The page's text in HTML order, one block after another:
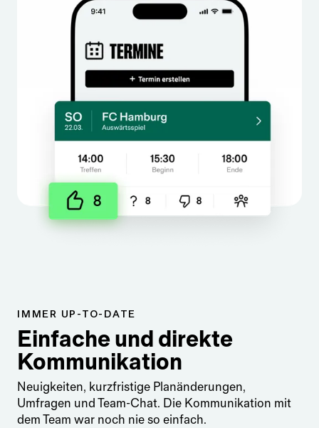
IMMER UP-TO-DATE
Einfache und direkte
Kommunikation
Neuigkeiten, kurzfristige Planänderungen,
Umfragen und Team-Chat. Die Kommunikation mit
dem Team war noch nie so einfach.